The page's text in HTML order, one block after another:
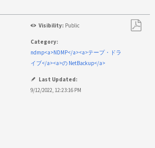
Visibility: Public
Category:
ndmp<a>NDMP</a><a>テープ・ドラ
イブ</a><a>の NetBackup</a>
Last Updated:
9/12/2022, 12:23:16 PM